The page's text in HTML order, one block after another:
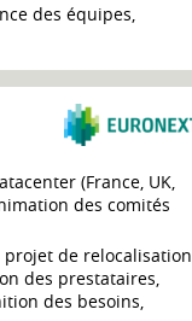
des équipes,
(France, UK,
des comités
de relocalisation
des prestataires,
des besoins,